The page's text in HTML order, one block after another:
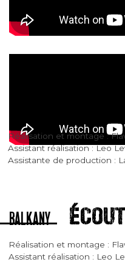
Réalisation et montage :
Assistant réalisation : Leo
Assistante de production :
BALKANY
Réalisation et montage :
Assistant réalisation : Leo